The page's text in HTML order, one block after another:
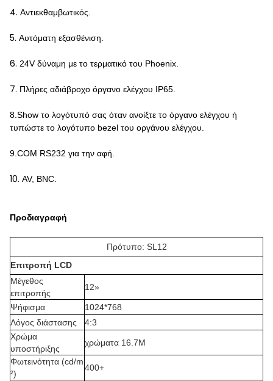
4. Αντιεκθαμβωτικός.
5. Αυτόματη εξασθένιση.
6. 24V δύναμη με το τερματικό του Phoenix.
7. Πλήρες αδιάβροχο όργανο ελέγχου IP65.
8.Show το λογότυπό σας όταν ανοίξτε το όργανο ελέγχου ή
τυπώστε το λογότυπο bezel του οργάνου ελέγχου.
9.COM RS232 για την αφή.
10. AV, BNC.
Προδιαγραφή
Πρότυπο: SL12
Επιτροπή LCD
Μέγεθος
επιτροπής
12»
Ψήφισμα
1024*768
Λόγος διάστασης
4:3
Χρώμα
υποστήριξης
χρώματα 16.7M
Φωτεινότητα (cd/m
²)
400+